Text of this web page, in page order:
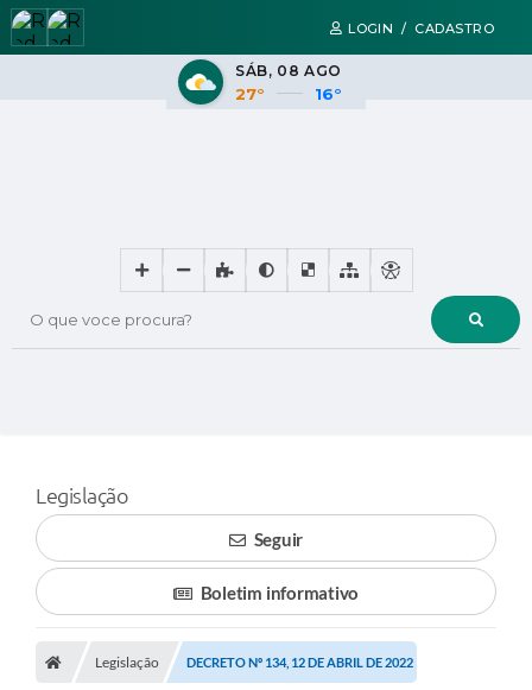
LOGIN / CADASTRO
O que voce procura?
SÁB 08 AGO
27° 16°
Legislação
Seguir
Boletim informativo
Legislação DECRETO Nº 134, 12 DE ABRIL DE 2022